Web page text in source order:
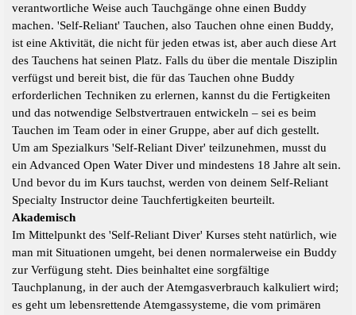
verantwortliche Weise auch Tauchgänge ohne einen Buddy
machen. 'Self-Reliant' Tauchen, also Tauchen ohne einen Buddy,
ist eine Aktivität, die nicht für jeden etwas ist, aber auch diese Art
des Tauchens hat seinen Platz. Falls du über die mentale Disziplin
verfügst und bereit bist, die für das Tauchen ohne Buddy
erforderlichen Techniken zu erlernen, kannst du die Fertigkeiten
und das notwendige Selbstvertrauen entwickeln – sei es beim
Tauchen im Team oder in einer Gruppe, aber auf dich gestellt.
Um am Spezialkurs 'Self-Reliant Diver' teilzunehmen, musst du
ein Advanced Open Water Diver und mindestens 18 Jahre alt sein.
Und bevor du im Kurs tauchst, werden von deinem Self-Reliant
Specialty Instructor deine Tauchfertigkeiten beurteilt.
Akademisch
Im Mittelpunkt des 'Self-Reliant Diver' Kurses steht natürlich, wie
man mit Situationen umgeht, bei denen normalerweise ein Buddy
zur Verfügung steht. Dies beinhaltet eine sorgfältige
Tauchplanung, in der auch der Atemgasverbrauch kalkuliert wird;
es geht um lebensrettende Atemgassysteme, die vom primären